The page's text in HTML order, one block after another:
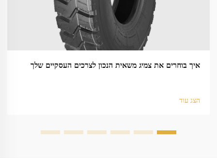
איך בוחרים את צמיג משאית הנכון לצרכים העסקיים שלך
הצג עוד